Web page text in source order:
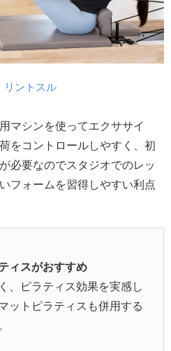
リントスル
マシンを使ってエクササイ
をコントロールしやすく、初
必要なのでスタジオでのレッ
フォームを習得しやすい利点
ィスがおすすめ
、ピラティス効果を実感し
ットピラティスも併用する